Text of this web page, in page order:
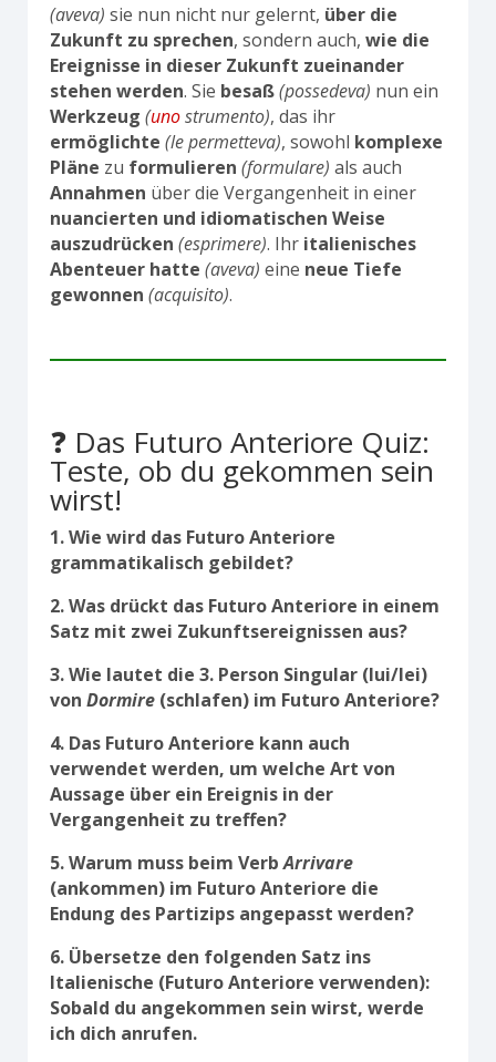
(aveva) sie nun nicht nur gelernt, über die
Zukunft zu sprechen, sondern auch, wie die
Ereignisse in dieser Zukunft zueinander
stehen werden. Sie besaß(possedeva) nun ein
Werkzeug (unostrumento), das ihr
ermöglichte (le permetteva), sowohl komplexe
Pläne zu formulieren (formulare) als auch
Annahmen über die Vergangenheit in einer
nuancierten und idiomatischen Weise
auszudrücken (esprimere). Ihr italienisches
Abenteuer hatte (aveva) eine neue Tiefe
gewonnen (acquisito).
❓ Das Futuro Anteriore Quiz:
Teste, ob du gekommen sein
wirst!
1. Wie wird das Futuro Anteriore
grammatikalisch gebildet?
2. Was drückt das Futuro Anteriore in einem
Satz mit zwei Zukunftsereignissen aus?
3. Wie lautet die 3. Person Singular (lui/lei)
von Dormire (schlafen) im Futuro Anteriore?
4. Das Futuro Anteriore kann auch
verwendet werden, um welche Art von
Aussage über ein Ereignis in der
Vergangenheit zu treffen?
5. Warum muss beim VerbArrivare
(ankommen) im Futuro Anteriore die
Endung des Partizips angepasst werden?
6. Übersetze den folgenden Satz ins
Italienische (Futuro Anteriore verwenden):
Sobald du angekommen sein wirst, werde
ich dich anrufen.